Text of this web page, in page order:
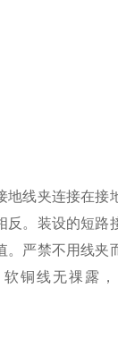
线夹连接在接
。装设的短路
严禁不用线夹
铜线无祼露，